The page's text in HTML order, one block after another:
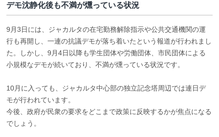
デモ沈静化後も不満が燻っている状況
9月3日には、ジャカルタの在宅勤務解除指示や公共交通機関の運
行も再開し、一連の抗議デモが落ち着いたという報道が行われまし
た。しかし、9月4日以降も学生団体や労働団体、市民団体による
小規模なデモが続いており、不満が燻っている状況です。
10月に入っても、ジャカルタ中心部の独立記念塔周辺では連日デ
モが行われています。
今後、政府が民衆の要求をどこまで政策に反映するかが焦点になる
でしょう。